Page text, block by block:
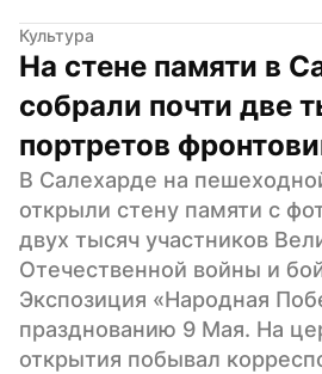
Культура
На стене памяти в
собрали почти две
портретов
В Салехарде на
открыли стену памяти с
двух тысяч участников
Отечественной войны и
Экспозиция «Народная
празднованию 9 Мая. На
открытия побывал